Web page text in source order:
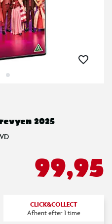
2025
99,95
CLICK&COLLECT
Afhent efter 1 time